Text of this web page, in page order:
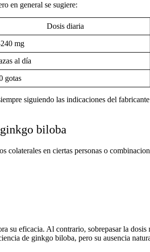
en general se sugiere:
Dosis diaria
mg
al día
gotas
siguiendo las indicaciones del
biloba
colaterales en ciertas personas o
su eficacia. Al contrario, sobrepasar la
de ginkgo biloba, pero su ausencia